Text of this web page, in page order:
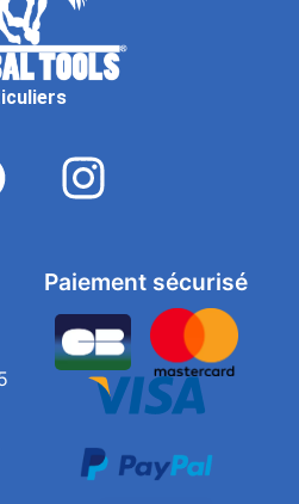
Paiement sécurisé